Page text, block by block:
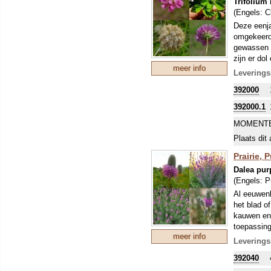
je met ±
met het
gaan
(veel)
Voor puur
meer info
(Engels:
Deze
zijn er dol
wortels.
de plant
Om uw
zo'n
sommige
392000
392000.1
Plaats dit
meer info
Prairie,
Dalea
(Engels:
Al
het blad
kauwen
Ondanks
Noord-
diep! Het
392040